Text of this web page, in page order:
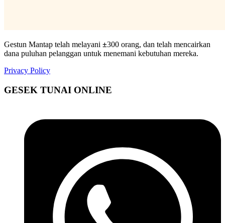
Gestun Mantap telah melayani ±300 orang, dan telah mencairkan
dana puluhan pelanggan untuk menemani kebutuhan mereka.
Privacy Policy
GESEK TUNAI ONLINE